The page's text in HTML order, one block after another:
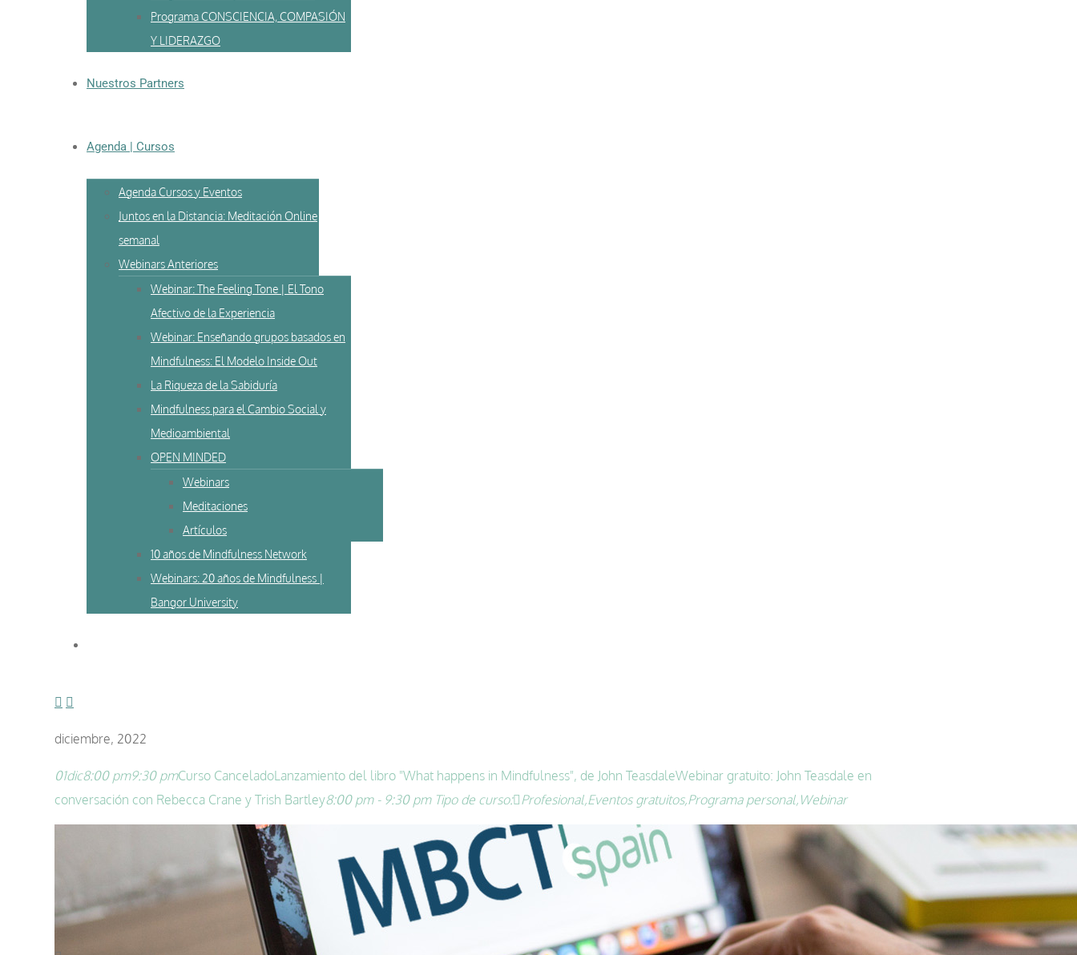
Programa CONSCIENCIA, COMPASIÓN
Y LIDERAZGO
Nuestros Partners
Agenda | Cursos
Agenda Cursos y Eventos
Juntos en la Distancia: Meditación Online
semanal
Webinars Anteriores
Webinar: The Feeling Tone | El Tono
Afectivo de la Experiencia
Webinar: Enseñando grupos basados en
Mindfulness: El Modelo Inside Out
La Riqueza de la Sabiduría
Mindfulness para el Cambio Social y
Medioambiental
OPEN MINDED
Webinars
Meditaciones
Artículos
10 años de Mindfulness Network
Webinars: 20 años de Mindfulness |
Bangor University
diciembre, 2022
01dic8:00 pm9:30 pmCurso CanceladoLanzamiento del libro "What happens in Mindfulness", de John TeasdaleWebinar gratuito: John Teasdale en
conversación con Rebecca Crane y Trish Bartley8:00 pm - 9:30 pm Tipo de curso: Profesional,Eventos gratuitos,Programa personal, Webinar